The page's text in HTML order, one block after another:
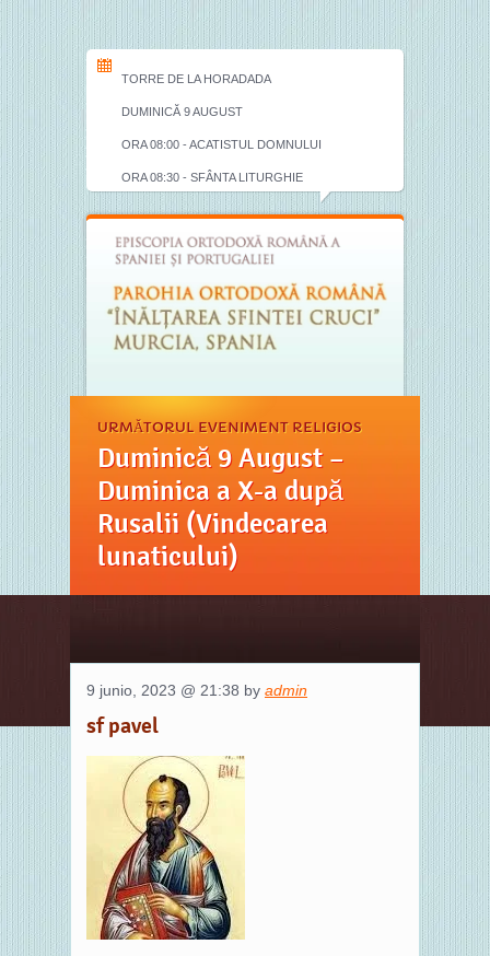
TORRE DE LA HORADADA
DUMINICĂ 9 AUGUST
ORA 08:00 - ACATISTUL DOMNULUI
ORA 08:30 - SFÂNTA LITURGHIE
URMĂTORUL EVENIMENT RELIGIOS
Duminică 9 August –
Duminica a X-a după
Rusalii (Vindecarea
lunaticului)
9 junio, 2023 @ 21:38 by admin
sf pavel